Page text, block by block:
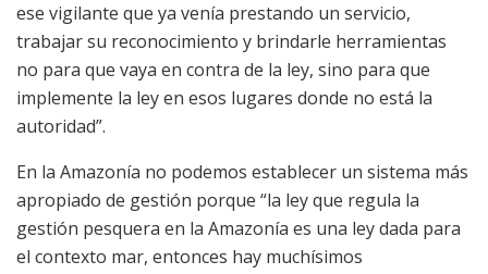
ese vigilante que ya venía prestando un servicio,
trabajar su reconocimiento y brindarle herramientas
no para que vaya en contra de la ley, sino para que
implemente la ley en esos lugares donde no está la
autoridad”.
En la Amazonía no podemos establecer un sistema más
apropiado de gestión porque “la ley que regula la
gestión pesquera en la Amazonía es una ley dada para
el contexto mar, entonces hay muchísimos